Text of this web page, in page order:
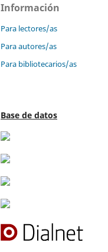
Información
Para lectores/as
Para autores/as
Para bibliotecarios/as
Base de datos